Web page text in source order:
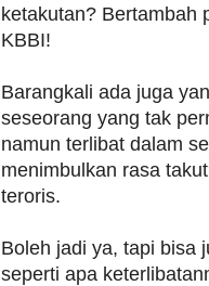
ketakutan? Bertambah
KBBI!
Barangkali ada juga
seseorang yang tak
namun terlibat dalam
menimbulkan rasa
teroris.
Boleh jadi ya, tapi bisa
seperti apa